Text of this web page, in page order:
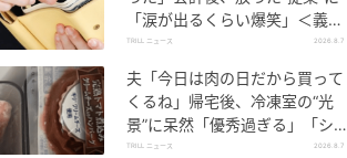
「涙が出るくらい爆笑」＜義母
エピソード2選＞
TRILL ニュース 2026.8.7
夫「今日は肉の日だから買って
くるね」帰宅後、冷凍室の“光
景”に呆然「優秀過ぎる」「シゴ
デキすぎ」
TRILL ニュース 2026.8.7